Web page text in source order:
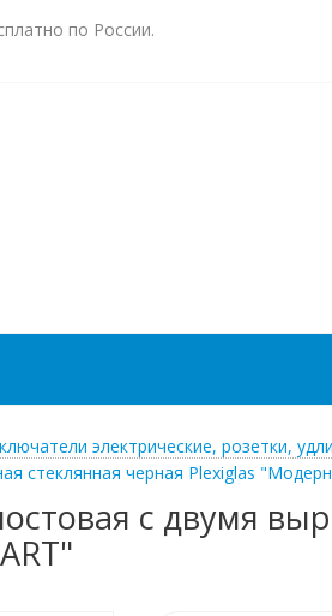
по России.
электрические, розетки,
стеклянная черная Plexiglas
с двумя